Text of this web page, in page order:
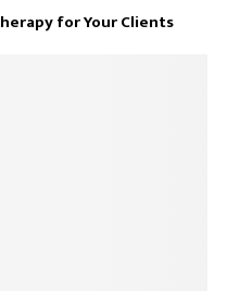
for Your Clients